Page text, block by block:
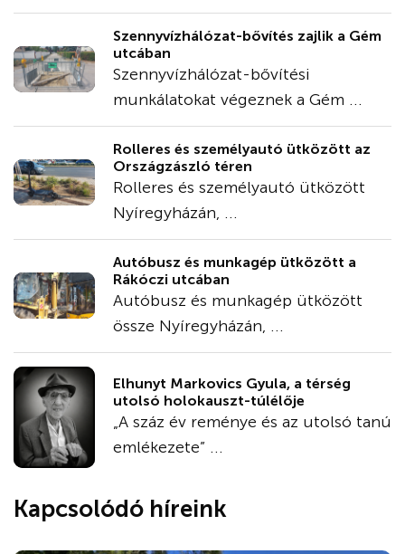
Szennyvízhálózat-bővítés zajlik a Gém
utcában
Szennyvízhálózat-bővítési
munkálatokat végeznek a Gém ...
Rolleres és személyautó ütközött az
Országzászló téren
Rolleres és személyautó ütközött
Nyíregyházán, ...
Autóbusz és munkagép ütközött a
Rákóczi utcában
Autóbusz és munkagép ütközött
össze Nyíregyházán, ...
Elhunyt Markovics Gyula, a térség
utolsó holokauszt-túlélője
„A száz év reménye és az utolsó tanú
emlékezete” ...
Kapcsolódó híreink